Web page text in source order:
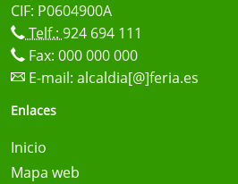
CIF: P0604900A
Telf.: 924 694 111
Fax: 000 000 000
E-mail: alcaldia[@]feria.es
Enlaces
Inicio
Mapa web